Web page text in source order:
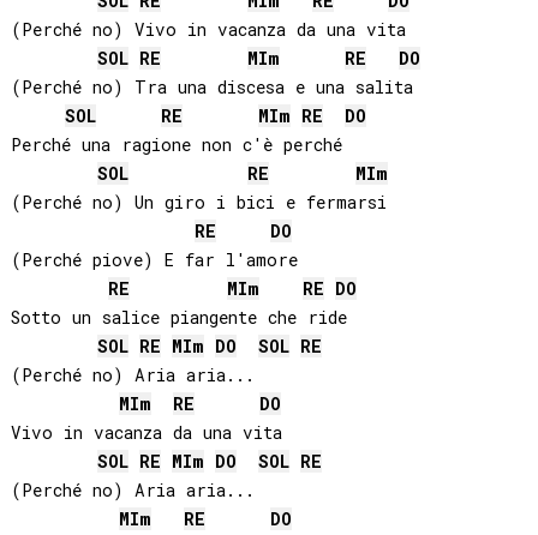
(Perché no) Vivo in vacanza da una vita
SOL RE MIm RE
DO
(Perché no) Tra una discesa e una salita
SOL
RE MIm RE
DO
Perché una ragione non c'è perché
SOL
RE MIm
(Perché no) Un giro i bici e fermarsi
RE
DO
(Perché piove) E far l'amore
RE
MIm RE DO
Sotto un salice piangente che ride
SOL RE MIm DO SOL RE
(Perché no) Aria aria...
MIm RE
DO
Vivo in vacanza da una vita
SOL RE MIm DO SOL RE
(Perché no) Aria aria...
MIm RE
DO